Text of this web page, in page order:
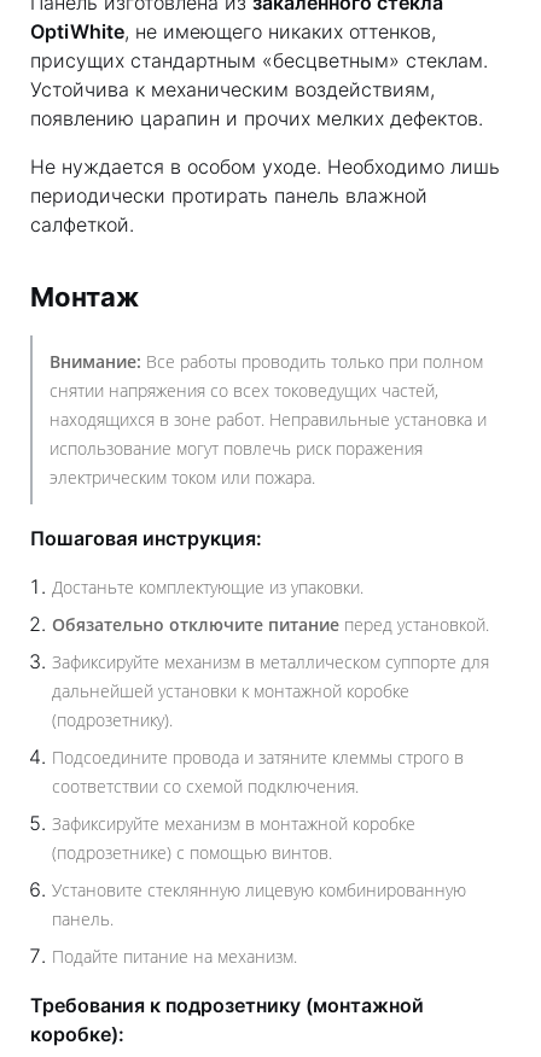
OptiWhite, не имеющего никаких оттенков,
присущих стандартным «бесцветным» стеклам.
Устойчива к механическим воздействиям,
появлению царапин и прочих мелких дефектов.
Не нуждается в особом уходе. Необходимо лишь
периодически протирать панель влажной
салфеткой.
Монтаж
Внимание: Все работы проводить только при полном
снятии напряжения со всех токоведущих частей,
находящихся в зоне работ. Неправильные установка и
использование могут повлечь риск поражения
электрическим током или пожара.
Пошаговая инструкция:
Достаньте комплектующие из упаковки.
Обязательно отключите питание перед установкой.
Зафиксируйте механизм в металлическом суппорте для
дальнейшей установки к монтажной коробке
(подрозетнику).
Подсоедините провода и затяните клеммы строго в
соответствии со схемой подключения.
Зафиксируйте механизм в монтажной коробке
(подрозетнике) с помощью винтов.
Установите стеклянную лицевую комбинированную
панель.
Подайте питание на механизм.
Требования к подрозетнику (монтажной
коробке):